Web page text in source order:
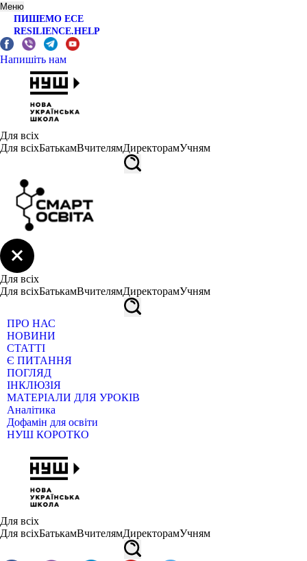
Меню
ПИШЕМО ЕСЕ
RESILIENCE.HELP
Напишіть нам
Для всіх
Для всіхБатькамВчителямДиректорамУчням
Для всіх
Для всіхБатькамВчителямДиректорамУчням
ПРО НАС
НОВИНИ
СТАТТІ
Є ПИТАННЯ
ПОГЛЯД
ІНКЛЮЗІЯ
МАТЕРІАЛИ ДЛЯ УРОКІВ
Аналітика
Дофамін для освіти
НУШ КОРОТКО
Для всіх
Для всіхБатькамВчителямДиректорамУчням